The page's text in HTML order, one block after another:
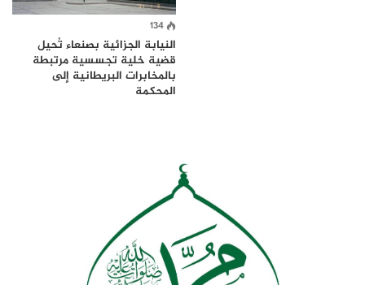
134
النيابة الجزائية بصنعاء تُحيل
قضية خلية تجسسية مرتبطة
بالمخابرات البريطانية إلى
المحكمة